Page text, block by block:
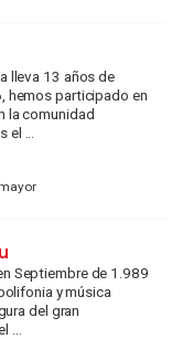
lleva 13 años de
hemos participado en
la comunidad
el ...
Septiembre de 1.989
y música
del gran